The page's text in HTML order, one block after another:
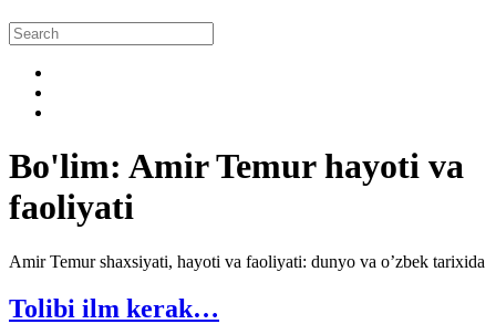
Bo'lim: Amir Temur hayoti va
faoliyati
Amir Temur shaxsiyati, hayoti va faoliyati: dunyo va o’zbek tarixida
Tolibi ilm kerak…